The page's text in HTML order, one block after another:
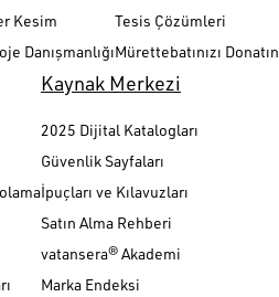
Kesim
Danışmanlığı
Tesis Çözümleri
Mürettebatınızı Donatın
Kaynak Merkezi
2025 Dijital Katalogları
Güvenlik Sayfaları
İpuçları ve Kılavuzları
Satın Alma Rehberi
vatansera® Akademi
Marka Endeksi